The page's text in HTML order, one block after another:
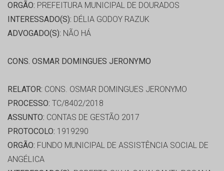
ORGÃO: PREFEITURA MUNICIPAL DE DOURADOS
INTERESSADO(S): DÉLIA GODOY RAZUK
ADVOGADO(S): NÃO HÁ
CONS. OSMAR DOMINGUES JERONYMO
RELATOR: CONS. OSMAR DOMINGUES JERONYMO
PROCESSO: TC/8402/2018
ASSUNTO: CONTAS DE GESTÃO 2017
PROTOCOLO: 1919290
ORGÃO: FUNDO MUNICIPAL DE ASSISTÊNCIA SOCIAL DE
ANGÉLICA